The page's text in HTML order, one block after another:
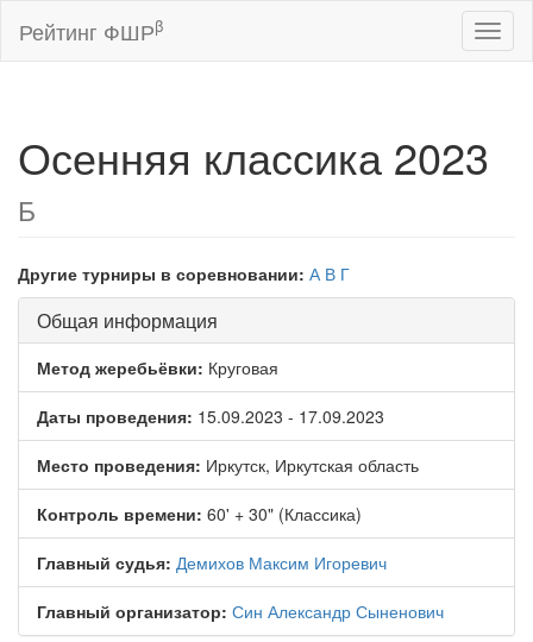
Рейтинг ФШРβ
Осенняя классика 2023
Б
Другие турниры в соревновании: А В Г
Общая информация
Метод жеребьёвки: Круговая
Даты проведения: 15.09.2023 - 17.09.2023
Место проведения: Иркутск, Иркутская область
Контроль времени: 60' + 30" (Классика)
Главный судья: Демихов Максим Игоревич
Главный организатор: Син Александр Сыненович